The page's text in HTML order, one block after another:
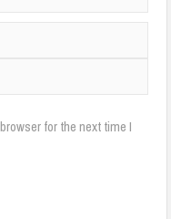
for the next time I